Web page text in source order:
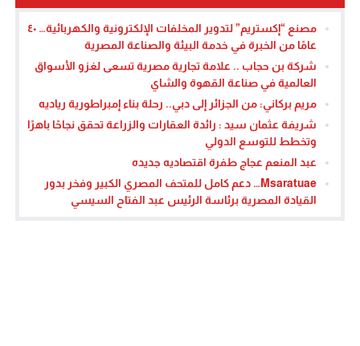
مصنع “إكستريم” لتدوير المخلفات الإلكترونية والكهربائية… ٤٠
عامًا من الخبرة في خدمة البيئة والصناعة المصرية
شركة بن حجاب .. علامة تجارية مصرية تسعى لغزو الأسواق
العالمية في صناعة القهوة والشاي
مريم بركاني: من الجزائر إلى دبي.. رحلة بناء إمبراطورية رياديه
شريفة عثمان سيد : رائدة العقارات والزراعة تحقق نجاحًا باهرًا
وتخطط للتوسع الدولي
عبد المنعم عجاج طفرة اقتصاديه جديده
Msaratuae… دعم كامل للمتحف المصري الكبير وفخر بدور
القيادة المصرية برئاسة الرئيس عبد الفتاح السيسي